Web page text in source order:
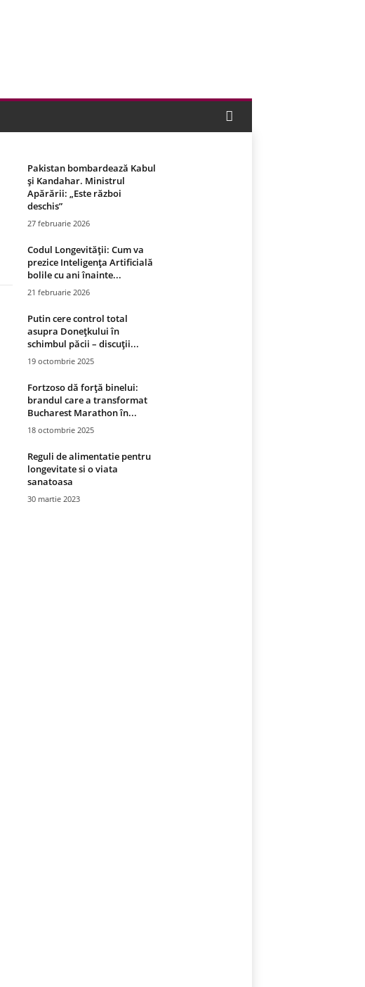
Pakistan bombardează Kabul
și Kandahar. Ministrul
Apărării: „Este război
deschis”
27 februarie 2026
Codul Longevității: Cum va
prezice Inteligența Artificială
bolile cu ani înainte...
21 februarie 2026
Putin cere control total
asupra Donețkului în
schimbul păcii – discuții...
19 octombrie 2025
Fortzoso dă forță binelui:
brandul care a transformat
Bucharest Marathon în...
18 octombrie 2025
Reguli de alimentatie pentru
longevitate si o viata
sanatoasa
30 martie 2023